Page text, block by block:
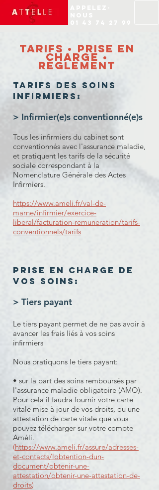
tarifs • Prise en
charge •
Réglement
Tarifs des soins
infirmiers:
> Infirmier(e)s conventionné(e)s
Tous les infirmiers du cabinet sont
conventionnés avec l'assurance maladie,
et pratiquent les tarifs de la sécurité
sociale correspondant à la
Nomenclature Générale des Actes
Infirmiers.
https://www.ameli.fr/val-de-
marne/infirmier/exercice-
liberal/facturation-remuneration/tarifs-
conventionnels/tarifs
Prise en charge de
vos soins:
> Tiers payant
Le tiers payant permet de ne pas avoir à
avancer les frais liés à vos soins
infirmiers
Nous pratiquons le tiers payant:
• sur la part des soins remboursés par
l'assurance maladie obligatoire (AMO).
Pour cela il faudra fournir votre carte
vitale mise à jour de vos droits, ou une
attestation de carte vitale que vous
pouvez télécharger sur votre compte
Améli.
(https://www.ameli.fr/assure/adresses-
et-contacts/lobtention-dun-
document/obtenir-une-
attestation/obtenir-une-attestation-de-
droits)